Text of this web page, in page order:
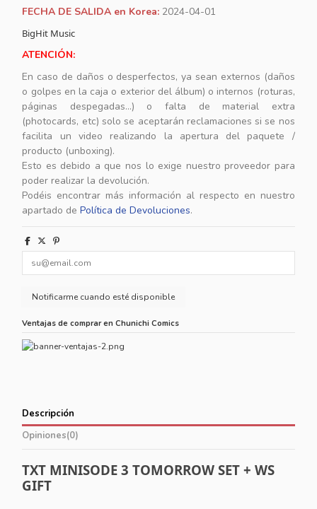
FECHA DE SALIDA en Korea: 2024-04-01
BigHit Music
ATENCIÓN:
En caso de daños o desperfectos, ya sean externos (daños
o golpes en la caja o exterior del álbum) o internos (roturas,
páginas despegadas...) o falta de material extra
(photocards, etc) solo se aceptarán reclamaciones si se nos
facilita un video realizando la apertura del paquete /
producto (unboxing).
Esto es debido a que nos lo exige nuestro proveedor para
poder realizar la devolución.
Podéis encontrar más información al respecto en nuestro
apartado de Política de Devoluciones.
Ventajas de comprar en Chunichi Comics
Descripción
Opiniones(0)
TXT MINISODE 3 TOMORROW SET + WS
GIFT